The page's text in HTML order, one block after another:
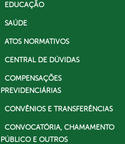
EDUCAÇÃO
SAÚDE
ATOS NORMATIVOS
CENTRAL DE DÚVIDAS
COMPENSAÇÕES
PREVIDENCIÁRIAS
CONVÊNIOS E TRANSFERÊNCIAS
CONVOCATÓRIA, CHAMAMENTO
PÚBLICO E OUTROS